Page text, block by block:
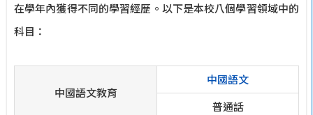
在學年內獲得不同的學習經歷。以下是本校八個學習領域中的
科目：
中國語文教育
中國語文
普通話